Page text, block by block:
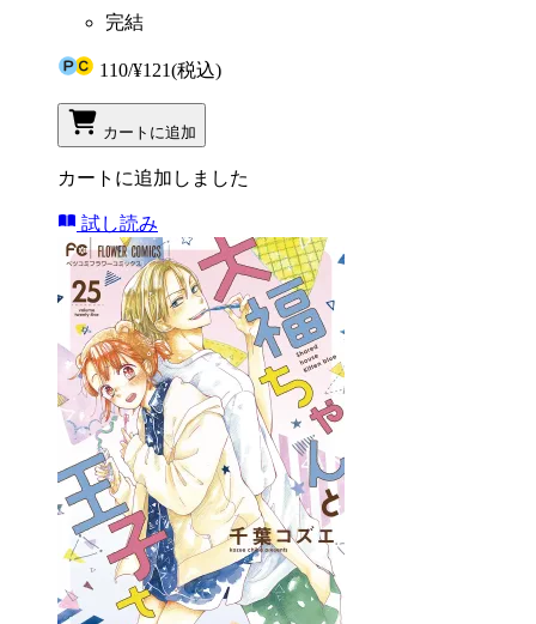
完結
110/¥121(税込)
カートに追加
カートに追加しました
試し読み